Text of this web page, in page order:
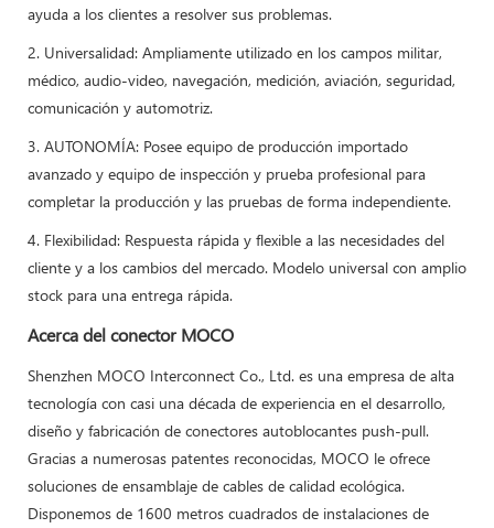
ayuda a los clientes a resolver sus problemas.
2. Universalidad: Ampliamente utilizado en los campos militar,
médico, audio-video, navegación, medición, aviación, seguridad,
comunicación y automotriz.
3. AUTONOMÍA: Posee equipo de producción importado
avanzado y equipo de inspección y prueba profesional para
completar la producción y las pruebas de forma independiente.
4. Flexibilidad: Respuesta rápida y flexible a las necesidades del
cliente y a los cambios del mercado. Modelo universal con amplio
stock para una entrega rápida.
Acerca del conector MOCO
Shenzhen MOCO Interconnect Co., Ltd. es una empresa de alta
tecnología con casi una década de experiencia en el desarrollo,
diseño y fabricación de conectores autoblocantes push-pull.
Gracias a numerosas patentes reconocidas, MOCO le ofrece
soluciones de ensamblaje de cables de calidad ecológica.
Disponemos de 1600 metros cuadrados de instalaciones de